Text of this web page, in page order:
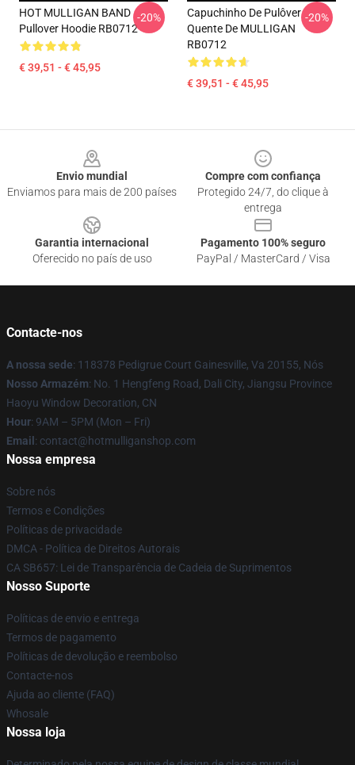
HOT MULLIGAN BAND
Pullover Hoodie RB0712
€ 39,51 - € 45,95
-20%
Capuchinho De Pulôver
Quente De MULLIGAN
RB0712
€ 39,51 - € 45,95
-20%
Envio mundial
Enviamos para mais de 200 países
Compre com confiança
Protegido 24/7, do clique à
entrega
Garantia internacional
Oferecido no país de uso
Pagamento 100% seguro
PayPal / MasterCard / Visa
Contacte-nos
A nossa sede: 118378 Pedigrue Court Gainesville, Va 20155, Nós
Nosso Armazém: No. 1 Hengfeng Road, Dali City, Jiangsu Province
Haoyu Window Decoration, CN
Hour: 9AM – 5PM (Mon – Fri)
Email : contact@hotmulliganshop.com
Nossa empresa
Sobre nós
Termos e Condições
Políticas de privacidade
DMCA - Política de Direitos Autorais
CA SB657: Lei de Transparência de Cadeia de Suprimentos
Nosso Suporte
Políticas de envio e entrega
Termos de pagamento
Políticas de devolução e reembolso
Contacte-nos
Ajuda ao cliente (FAQ)
Whosale
Nossa loja